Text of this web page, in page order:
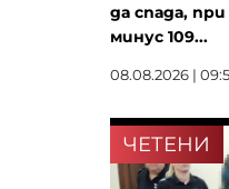
да спада,
минус 109...
08.08.2026 |
ЧЕТЕНИ